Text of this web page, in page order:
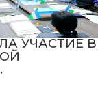
УЧАСТИЕ В